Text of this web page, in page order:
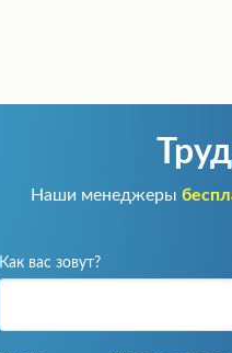
Наши менеджеры
Как вас зовут?